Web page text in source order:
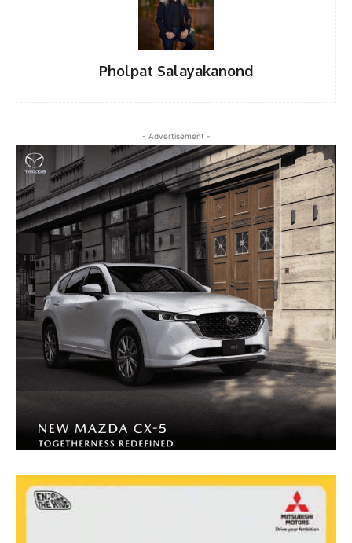
Pholpat Salayakanond
- Advertisement -